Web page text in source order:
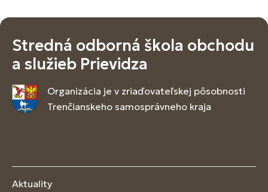
Stredná odborná škola obchodu
a služieb Prievidza
Organizácia je v zriaďovateľskej pôsobnosti
Trenčianskeho samosprávneho kraja
Aktuality